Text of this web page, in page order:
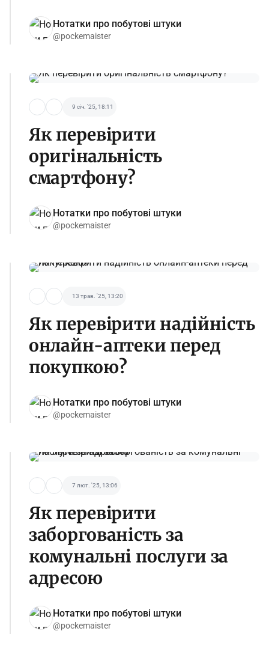
Нотатки про побутові штуки
@pockemaister
9 січ. '25, 18:11
Як перевірити
оригінальність
смартфону?
Нотатки про побутові штуки
@pockemaister
13 трав. '25, 13:20
Як перевірити надійність
онлайн-аптеки перед
покупкою?
Нотатки про побутові штуки
@pockemaister
7 лют. '25, 13:06
Як перевірити
заборгованість за
комунальні послуги за
адресою
Нотатки про побутові штуки
@pockemaister